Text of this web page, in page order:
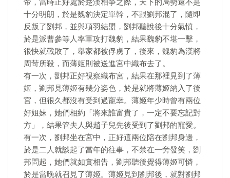
帝，當時正好處於楚漢相爭之際，天下的局勢還不是
十分明朗，於是魏豹決定單幹，不跟劉邦混了，隨即
反叛了劉邦，並與項羽結盟，劉邦聽說後十分氣憤，
於是派曹參等人率軍攻打魏豹，結果魏豹不堪一擊，
很快就戰敗了，舉家都被俘虜了，後來，魏豹為漢將
周苛所殺，而薄姬則被送進宮中織布去了。
有一次，劉邦正好視察織布宮，結果在那裡見到了薄
姬，劉邦見薄姬有幾分姿色，於是就將薄姬納入了後
宮，但很久都沒有受到過寵幸。薄姬年少時曾有兩位
好姐妹，她們相約「將來誰富貴了，一定不要忘記對
方」，結果管夫人與趙子兒先後受到了劉邦的寵愛。
有一次，劉邦坐在宮中，正好這兩位陪在劉邦身邊，
於是二人就談起了當年的往事，不禁在一旁發笑，劉
邦問起，她們就如實相告，劉邦聽後覺得薄姬可憐，
於是當晚就召見了薄姬。薄姬見到劉邦後，就對劉邦